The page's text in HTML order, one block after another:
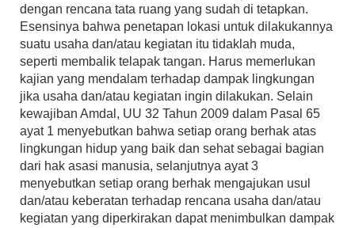
dengan rencana tata ruang yang sudah di tetapkan.
Esensinya bahwa penetapan lokasi untuk dilakukannya
suatu usaha dan/atau kegiatan itu tidaklah muda,
seperti membalik telapak tangan. Harus memerlukan
kajian yang mendalam terhadap dampak lingkungan
jika usaha dan/atau kegiatan ingin dilakukan. Selain
kewajiban Amdal, UU 32 Tahun 2009 dalam Pasal 65
ayat 1 menyebutkan bahwa setiap orang berhak atas
lingkungan hidup yang baik dan sehat sebagai bagian
dari hak asasi manusia, selanjutnya ayat 3
menyebutkan setiap orang berhak mengajukan usul
dan/atau keberatan terhadap rencana usaha dan/atau
kegiatan yang diperkirakan dapat menimbulkan dampak